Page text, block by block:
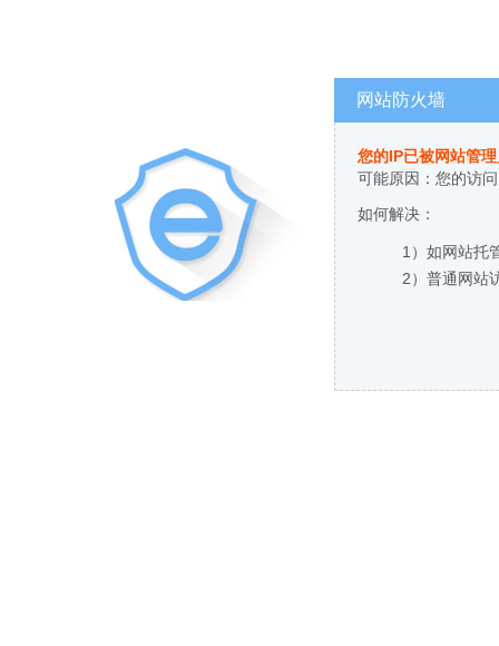
网站防火墙
您的IP已被网站管
可能原因：您的访
如何解决：
1）如网站托
2）普通网站